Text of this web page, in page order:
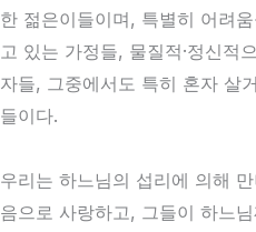
한 젊은이들이며, 특별히 어려
고 있는 가정들, 물질적·정신적
자들, 그중에서도 특히 혼자 살
들이다.
우리는 하느님의 섭리에 의해
음으로 사랑하고, 그들이 하느